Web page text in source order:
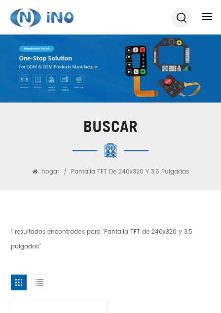
BUSCAR
hogar / Pantalla TFT De 240x320 Y 3,5 Pulgadas
1 resultados encontrados para "Pantalla TFT de 240x320 y 3,5
pulgadas"